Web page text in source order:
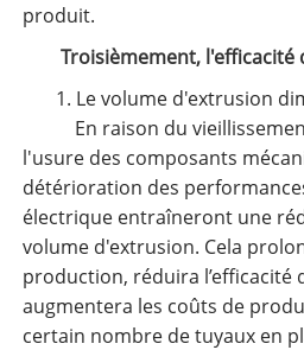
produit.
Troisièmement, l'efficacité
1. Le volume d'extrusion
En raison du
l'usure des composants
détérioration des
électrique entraîneront une
volume d'extrusion. Cela
production, réduira l’efficacité
augmentera les coûts de
certain nombre de tuyaux en